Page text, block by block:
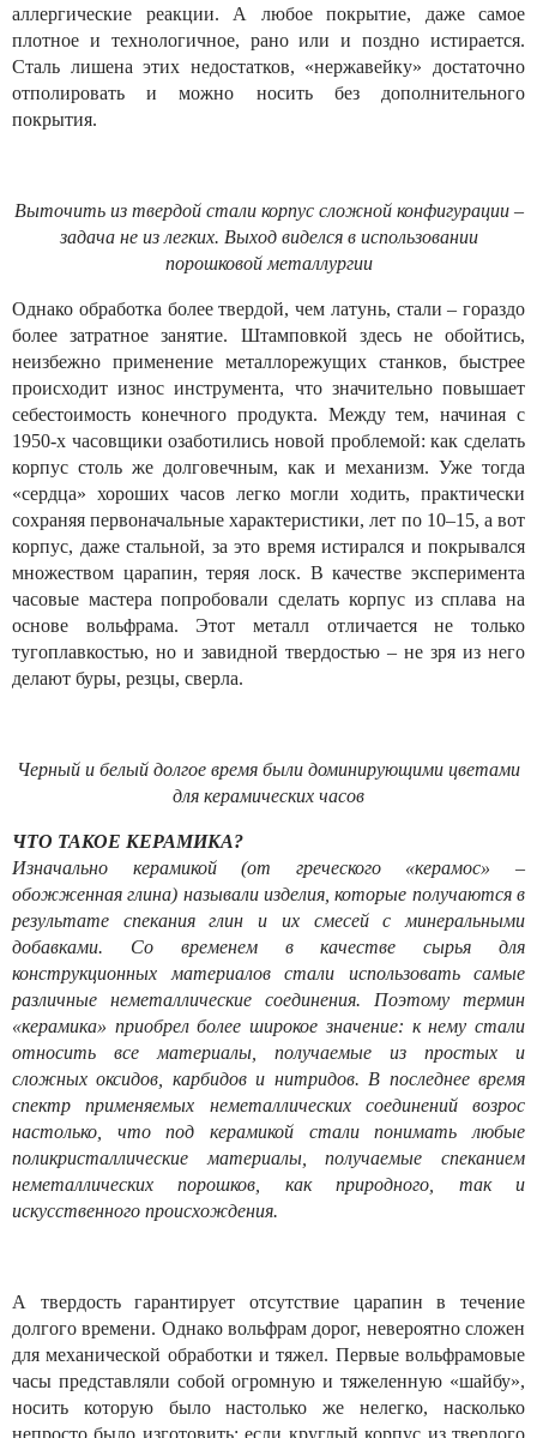
аллергические реакции. А любое покрытие, даже самое
плотное и технологичное, рано или и поздно истирается.
Сталь лишена этих недостатков, «нержавейку» достаточно
отполировать и можно носить без дополнительного
покрытия.
Выточить из твердой стали корпус сложной конфигурации –
задача не из легких. Выход виделся в использовании
порошковой металлургии
Однако обработка более твердой, чем латунь, стали – гораздо
более затратное занятие. Штамповкой здесь не обойтись,
неизбежно применение металлорежущих станков, быстрее
происходит износ инструмента, что значительно повышает
себестоимость конечного продукта. Между тем, начиная с
1950-х часовщики озаботились новой проблемой: как сделать
корпус столь же долговечным, как и механизм. Уже тогда
«сердца» хороших часов легко могли ходить, практически
сохраняя первоначальные характеристики, лет по 10–15, а вот
корпус, даже стальной, за это время истирался и покрывался
множеством царапин, теряя лоск. В качестве эксперимента
часовые мастера попробовали сделать корпус из сплава на
основе вольфрама. Этот металл отличается не только
тугоплавкостью, но и завидной твердостью – не зря из него
делают буры, резцы, сверла.
Черный и белый долгое время были доминирующими цветами
для керамических часов
ЧТО ТАКОЕ КЕРАМИКА?
Изначально керамикой (от греческого «керамос» –
обожженная глина) называли изделия, которые получаются в
результате спекания глин и их смесей с минеральными
добавками. Со временем в качестве сырья для
конструкционных материалов стали использовать самые
различные неметаллические соединения. Поэтому термин
«керамика» приобрел более широкое значение: к нему стали
относить все материалы, получаемые из простых и
сложных оксидов, карбидов и нитридов. В последнее время
спектр применяемых неметаллических соединений возрос
настолько, что под керамикой стали понимать любые
поликристаллические материалы, получаемые спеканием
неметаллических порошков, как природного, так и
искусственного происхождения.
А твердость гарантирует отсутствие царапин в течение
долгого времени. Однако вольфрам дорог, невероятно сложен
для механической обработки и тяжел. Первые вольфрамовые
часы представляли собой огромную и тяжеленную «шайбу»,
носить которую было настолько же нелегко, насколько
непросто было изготовить: если круглый корпус из твердого